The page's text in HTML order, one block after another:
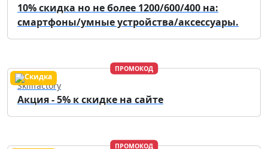
10% скидка но не более 1200/600/400 на:
смартфоны/умные устройства/аксессуары.
ПРОМОКОД
Skillfactory
Акция - 5% к скидке на сайте
ПРОМОКОД